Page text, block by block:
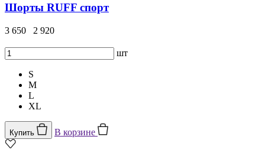
Шорты RUFF спорт
3 650 2 920
шт
S
M
L
XL
Купить В корзине